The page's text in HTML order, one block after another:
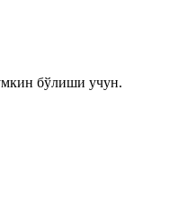
бўлиши учун.